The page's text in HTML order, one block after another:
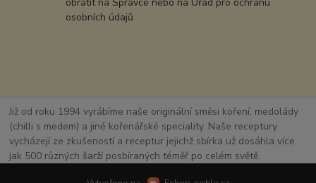
obrátit na Správce nebo na Úřad pro ochranu
osobních údajů
Již od roku 1994 vyrábíme naše originální směsi koření, medolády
(chilli s medem) a jiné kořenářské speciality. Naše receptury
vycházejí ze zkušeností a receptur jejichž sbírka už dosáhla více
jak 500 různých šarží posbíraných téměř po celém světě.